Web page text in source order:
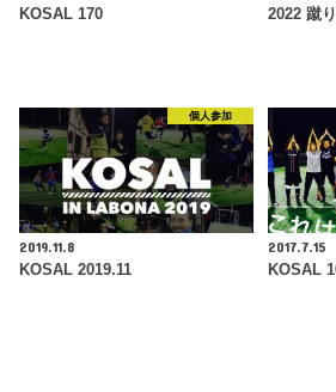
KOSAL 170
2022 蹴
個人参加
2019.11.8
KOSAL 2019.11
2017.7.15
KOSAL